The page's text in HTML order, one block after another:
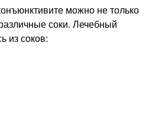
можно не только
соки. Лечебный
из соков: